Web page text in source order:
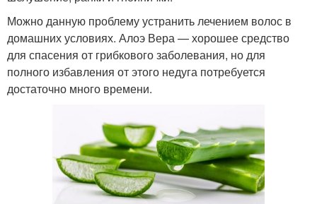
Можно данную проблему устранить лечением волос в
домашних условиях. Алоэ Вера — хорошее средство
для спасения от грибкового заболевания, но для
полного избавления от этого недуга потребуется
достаточно много времени.